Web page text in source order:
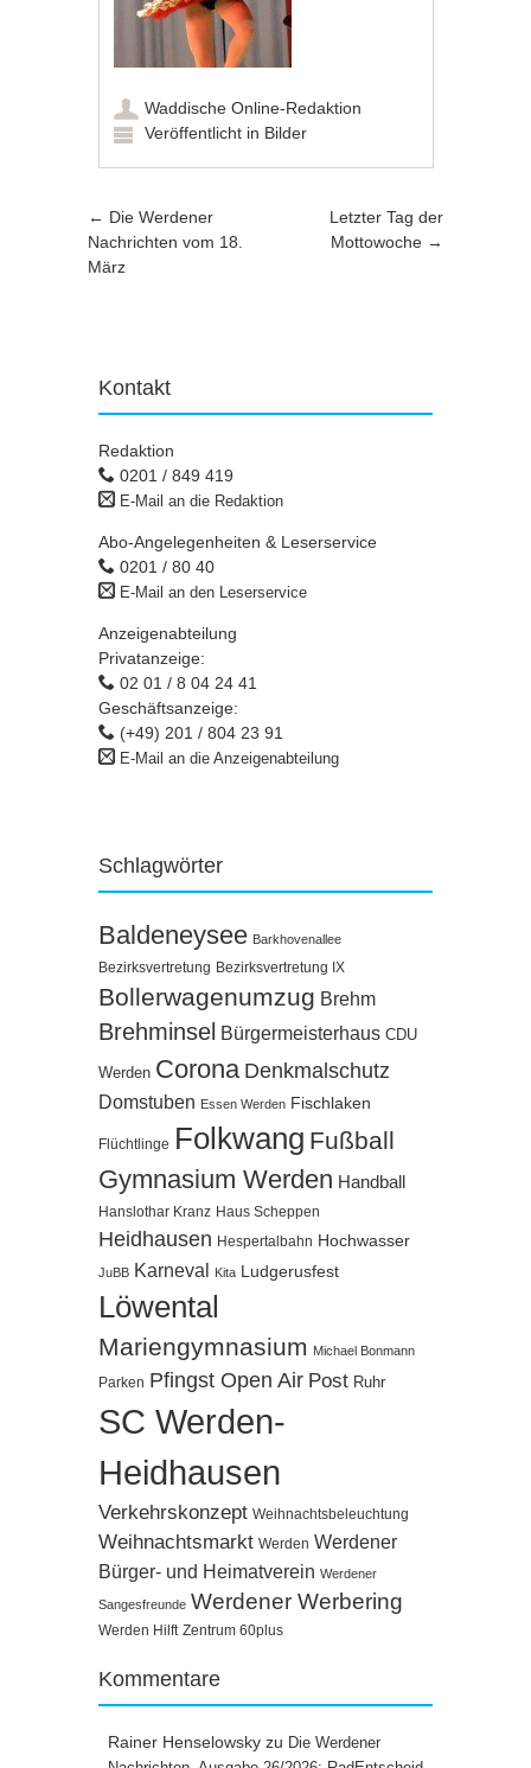
Waddische Online-Redaktion
Veröffentlicht in Bilder
Artikel-Navigation
← Die Werdener
Nachrichten vom 18.
März
Letzter Tag der
Mottowoche →
Kontakt
Redaktion
0201 / 849 419
E-Mail an die Redaktion
Abo-Angelegenheiten & Leserservice
0201 / 80 40
E-Mail an den Leserservice
Anzeigenabteilung
Privatanzeige:
02 01 / 8 04 24 41
Geschäftsanzeige:
(+49) 201 / 804 23 91
E-Mail an die Anzeigenabteilung
Schlagwörter
Baldeneysee Barkhovenallee
Bezirksvertretung Bezirksvertretung IX
Bollerwagenumzug Brehm
Brehminsel Bürgermeisterhaus CDU
Werden Corona Denkmalschutz
Domstuben Essen Werden Fischlaken
Flüchtlinge Folkwang Fußball
Gymnasium Werden Handball
Hanslothar Kranz Haus Scheppen
Heidhausen Hespertalbahn Hochwasser
JuBB Karneval Kita Ludgerusfest
Löwental
Mariengymnasium Michael Bonmann
Parken Pfingst Open Air Post Ruhr
SC Werden-
Heidhausen
Verkehrskonzept Weihnachtsbeleuchtung
Weihnachtsmarkt Werden Werdener
Bürger- und Heimatverein Werdener
Sangesfreunde Werdener Werbering
Werden Hilft Zentrum 60plus
Kommentare
Rainer Henselowsky zu Die Werdener